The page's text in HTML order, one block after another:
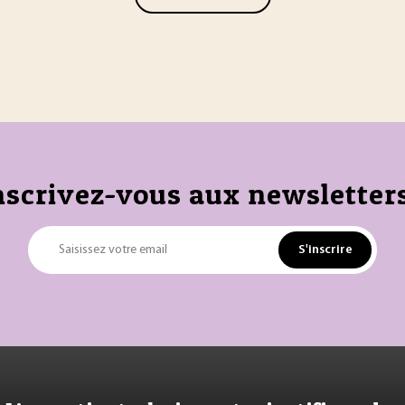
vous aux
Saisissez votre email S'inscrire